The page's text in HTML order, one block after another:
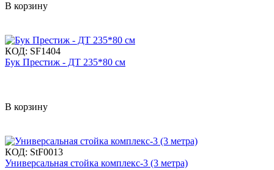
В корзину
КОД: SF1404
Бук Престиж - ДТ 235*80 см
В корзину
КОД: StF0013
Универсальная стойка комплекс-3 (3 метра)